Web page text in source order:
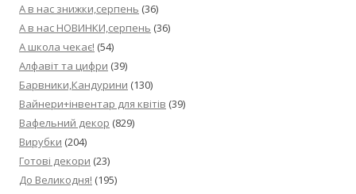
А в нас знижки,серпень (36)
А в нас НОВИНКИ,серпень (36)
А школа чекає! (54)
Алфавіт та цифри (39)
Барвники,Кандурини (130)
Вайнери+інвентар для квітів (39)
Вафельний декор (829)
Вирубки (204)
Готові декори (23)
До Великодня! (195)